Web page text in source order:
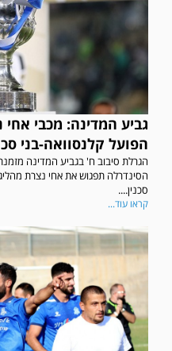
גביע המדינה: מכבי
הפועל קלנסוואה-בני
הגרלת סיבוב ח' בגביע המדינה
הסינדרלה תפגוש את אחי נצרת
סכנין....
קראו עוד...